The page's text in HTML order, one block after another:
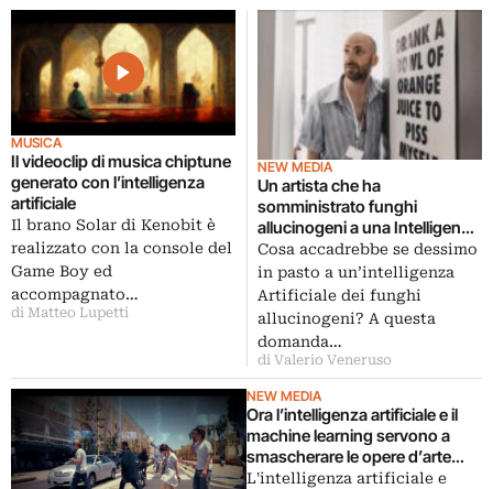
MUSICA
Il videoclip di musica chiptune
generato con l’intelligenza
artificiale
Il brano Solar di Kenobit è
realizzato con la console del
Game Boy ed
accompagnato…
di Matteo Lupetti
NEW MEDIA
Un artista che ha
somministrato funghi
allucinogeni a una Intelligenza
Artificiale
Cosa accadrebbe se dessimo
in pasto a un’intelligenza
Artificiale dei funghi
allucinogeni? A questa
domanda…
di Valerio Veneruso
NEW MEDIA
Ora l’intelligenza artificiale e il
machine learning servono a
smascherare le opere d’arte
false
L'intelligenza artificiale e